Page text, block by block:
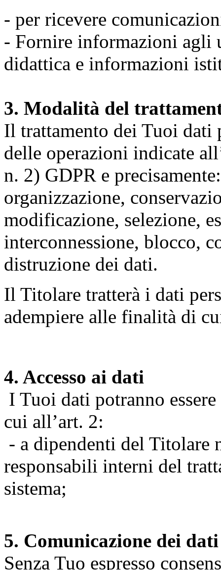
- per ricevere
- Fornire informazioni agli
didattica e informazioni
3. Modalità del
Il trattamento dei Tuoi dati
delle operazioni indicate
n. 2) GDPR e
organizzazione,
modificazione, selezione,
interconnessione, blocco,
distruzione dei dati.
Il Titolare tratterà i dati
adempiere alle finalità di
4. Accesso ai dati
I Tuoi dati potranno
cui all’art. 2:
- a dipendenti del Titolare
responsabili interni del
sistema;
5. Comunicazione dei dati
Senza Tuo espresso